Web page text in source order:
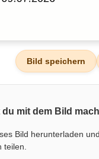
Bild speichern
du mit dem Bild
Bild herunterladen
teilen.